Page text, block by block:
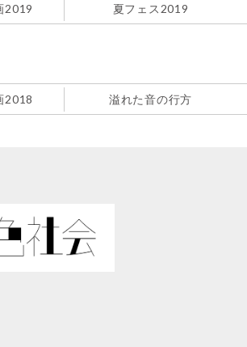
2019 夏フェス2019
2018 溢れた音の行方